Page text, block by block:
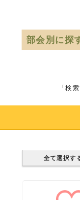
部会別に探
「検
全て選択す